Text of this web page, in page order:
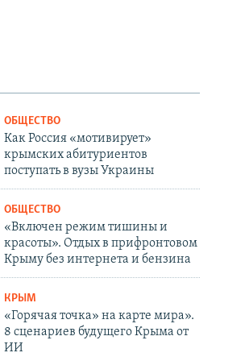
ОБЩЕСТВО
Как Россия «мотивирует»
крымских абитуриентов
поступать в вузы Украины
ОБЩЕСТВО
«Включен режим тишины и
красоты». Отдых в прифронтовом
Крыму без интернета и бензина
КРЫМ
«Горячая точка» на карте мира».
8 сценариев будущего Крыма от
ИИ